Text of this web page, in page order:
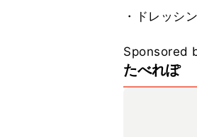
・ドレッシ
Sponsored
たべれぽ